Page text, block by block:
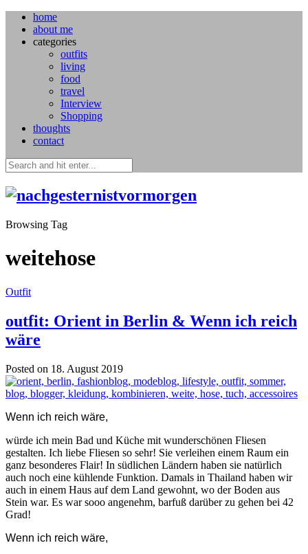
home
about me
categories
outfits
living
food
travel
Interview
Shopping
thoughts
contact
Browsing Tag
weitehose
Outfit
outfit: Orient in Berlin & Wenn ich reich
wäre
Posted on 18. August 2019
Wenn ich reich wäre,
würde ich mein Bad und Küche mit wunderschönen Fliesen
gestalten. Ich liebe Fliesen so sehr! Sie verleihen einem Raum ein
ganz besonderes Flair! In südlichen Ländern haben sie natürlich
auch noch eine kühlende Funktion. Damals in Thailand haben wir
auch in einem Haus auf dem Land gewohnt, wo der Boden aus
Stein war. Es war sooo angenehm, barfuß darüber zu gehen bei 42
Grad!
Wenn ich reich wäre,